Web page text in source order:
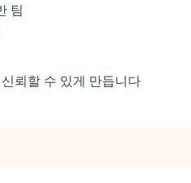
팀
뢰할 수 있게 만듭니다